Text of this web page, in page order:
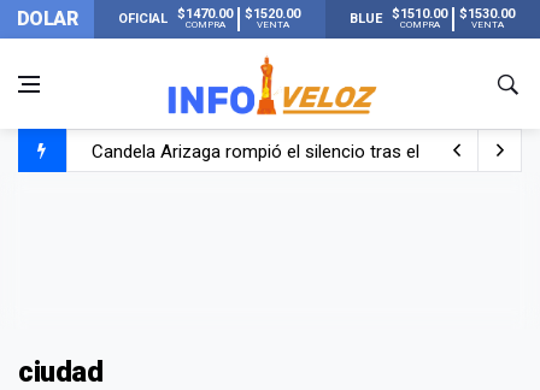
DOLAR OFICIAL $1470.00
COMPRA
$1520.00
VENTA BLUE $1510.00
COMPRA
$1530.00
VENTA
Candela Arizaga rompió el silencio tras el incidente con
ciudad